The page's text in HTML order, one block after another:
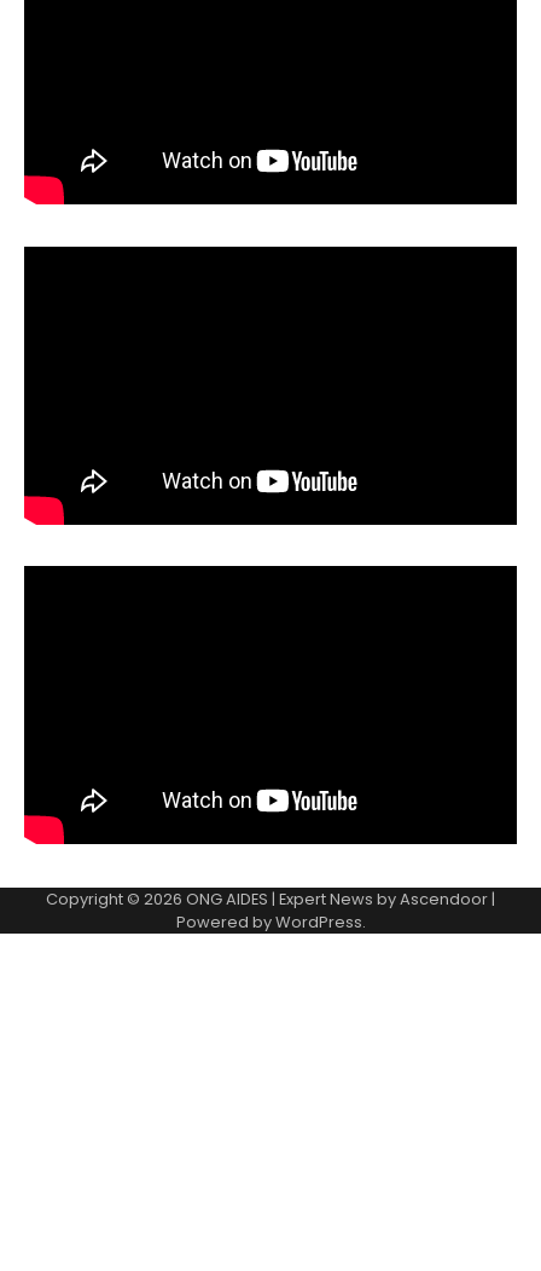
Copyright © 2026 ONG AIDES | Expert News byAscendoor|
Powered byWordPress.